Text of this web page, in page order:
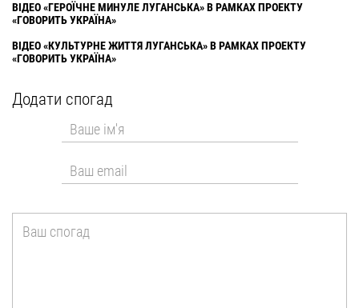
ВІДЕО «ГЕРОЇЧНЕ МИНУЛЕ ЛУГАНСЬКА» В РАМКАХ ПРОЕКТУ
«ГОВОРИТЬ УКРАЇНА»
ВІДЕО «КУЛЬТУРНЕ ЖИТТЯ ЛУГАНСЬКА» В РАМКАХ ПРОЕКТУ
«ГОВОРИТЬ УКРАЇНА»
Додати спогад